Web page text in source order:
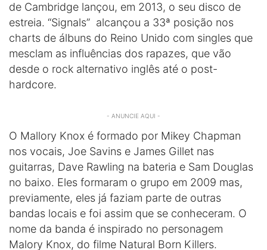
de Cambridge lançou, em 2013, o seu disco de
estreia. “Signals” alcançou a 33ª posição nos
charts de álbuns do Reino Unido com singles que
mesclam as influências dos rapazes, que vão
desde o rock alternativo inglês até o post-
hardcore.
- ANUNCIE AQUI -
O Mallory Knox é formado por Mikey Chapman
nos vocais, Joe Savins e James Gillet nas
guitarras, Dave Rawling na bateria e Sam Douglas
no baixo. Eles formaram o grupo em 2009 mas,
previamente, eles já faziam parte de outras
bandas locais e foi assim que se conheceram. O
nome da banda é inspirado no personagem
Malory Knox, do filme Natural Born Killers.